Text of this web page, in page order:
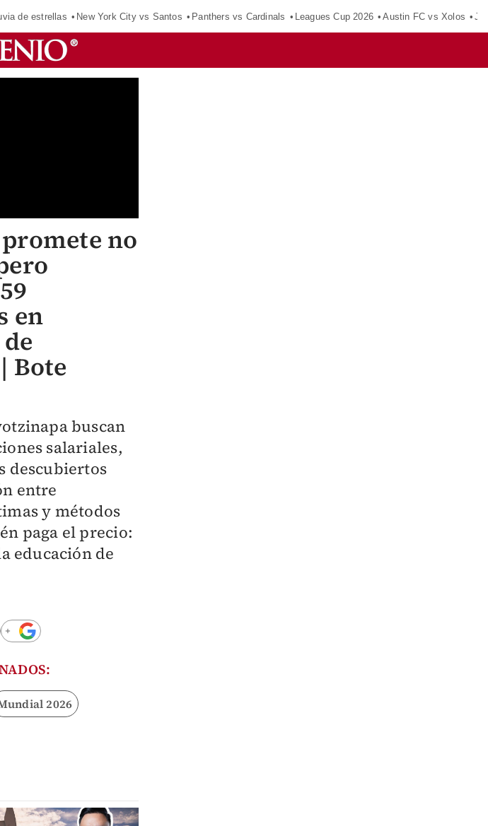
de estrellas New York City vs Santos Panthers vs Cardinals Leagues Cup 2026 Austin FC vs Xolos
no
en
Bote
buscan
salariales,
descubiertos
entre
y métodos
paga el precio:
educación de
2026